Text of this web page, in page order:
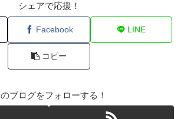
シェアで応援！
Facebook LINE
コピー
ブログをフォローする！